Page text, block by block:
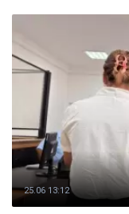
25.06 13:12